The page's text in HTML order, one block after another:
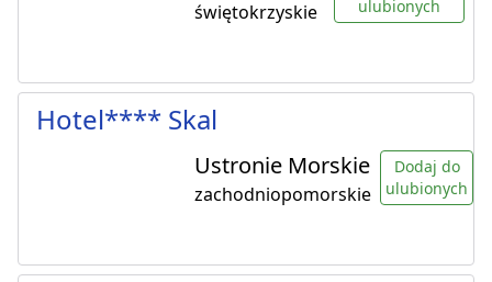
świętokrzyskie
ulubionych
Hotel**** Skal
Ustronie Morskie
zachodniopomorskie
Dodaj do
ulubionych